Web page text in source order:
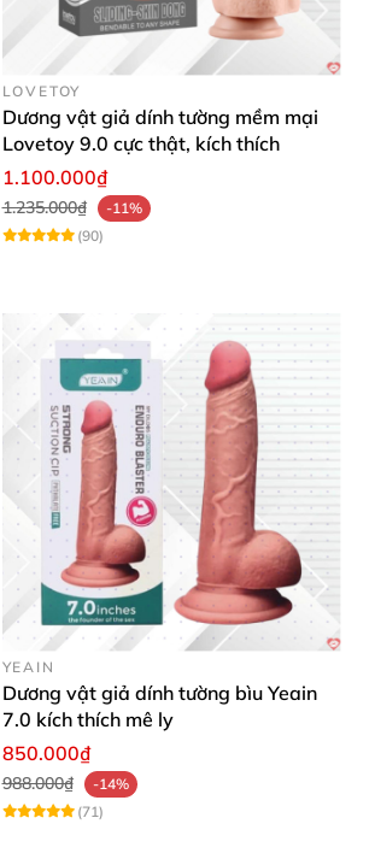
LOVETOY
Dương vật giả dính tường mềm mại
Lovetoy 9.0 cực thật, kích thích
1.100.000₫
1.235.000₫
-11%
(90)
YEAIN
Dương vật giả dính tường bìu Yeain
7.0 kích thích mê ly
850.000₫
988.000₫
-14%
(71)